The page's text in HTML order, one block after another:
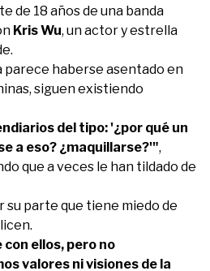
de 18 años de una banda
Kris Wu, un actor y estrella
parece haberse asentado en
siguen existiendo
del tipo: '¿por qué un
a eso? ¿maquillarse?'",
que a veces le han tildado de
su parte que tiene miedo de
ellos, pero no
valores ni visiones de la